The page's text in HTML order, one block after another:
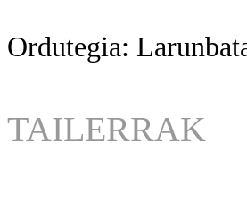
Ordutegia:
TAILERRAK